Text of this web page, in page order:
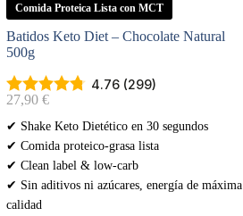
Comida Proteica Lista con MCT
Batidos Keto Diet – Chocolate Natural
500g
4.76 (299)
27,90 €
✔ Shake Keto Dietético en 30 segundos
✔ Comida proteico-grasa lista
✔ Clean label & low-carb
✔ Sin aditivos ni azúcares, energía de máxima
calidad